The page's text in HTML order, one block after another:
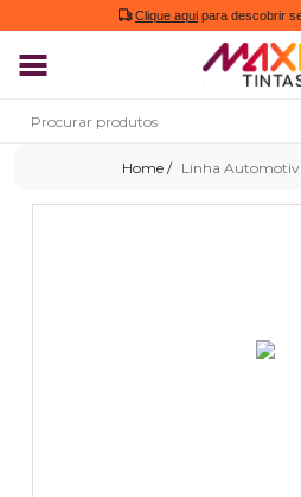
Clique aqui para descobrir
Linha